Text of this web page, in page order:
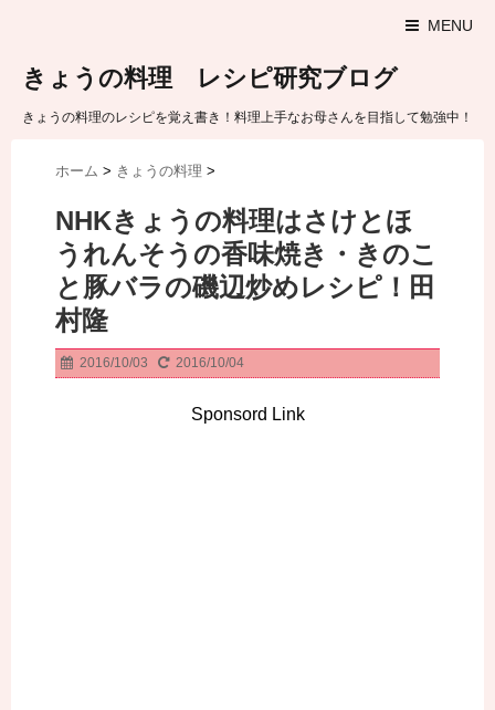
MENU
きょうの料理 レシピ研究ブログ
きょうの料理のレシピを覚え書き！料理上手なお母さんを目指して勉強中！
ホーム > きょうの料理 >
NHKきょうの料理はさけとほ
うれんそうの香味焼き・きのこ
と豚バラの磯辺炒めレシピ！田
村隆
2016/10/03 2016/10/04
Sponsord Link